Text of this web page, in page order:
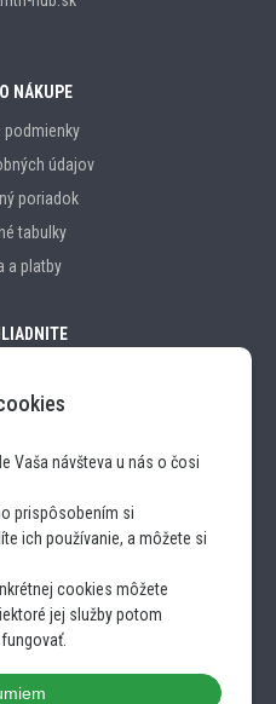
Vaša návšteva u nás o čosi
prispôsobením si
ich používanie, a môžete si
cookies môžete
jej služby potom
NÁKUPE
podmienky
údajov
poriadok
tabulky
a platby